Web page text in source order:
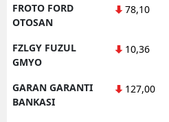
FROTO FORD
OTOSAN
78,10
FZLGY FUZUL
GMYO
10,36
GARAN GARANTI
BANKASI
127,00